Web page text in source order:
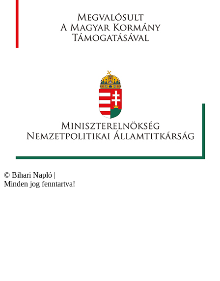
© Bihari Napló
Minden jog fenntartva!